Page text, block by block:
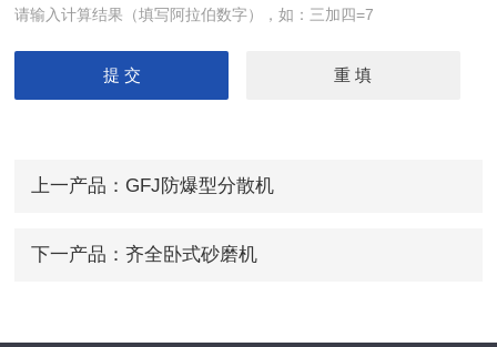
请输入计算结果（填写阿拉伯数字），如：三加四=7
上一产品： GFJ防爆型分散机
下一产品： 齐全卧式砂磨机